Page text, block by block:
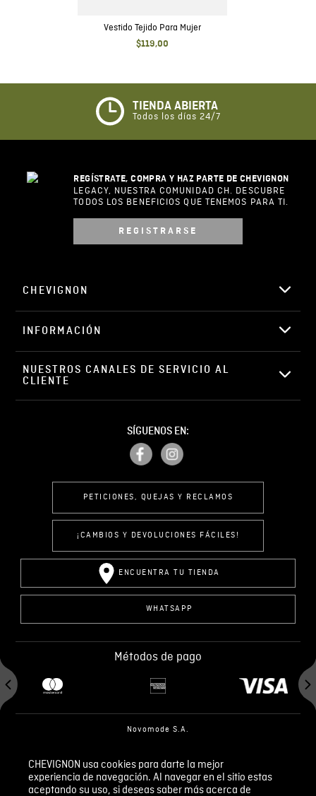
CHEVIGNON usa cookies para darte la mejor
experiencia de navegación. Al navegar en el sitio estas
aceptando su uso, si deseas saber más acerca de
Vestido Tejido Para Mujer
$119,00
TIENDA ABIERTA
Todos los días 24/7
REGÍSTRATE, COMPRA Y HAZ PARTE DE CHEVIGNON
LEGACY, NUESTRA COMUNIDAD CH. DESCUBRE
TODOS LOS BENEFICIOS QUE TENEMOS PARA TI.
REGISTRARSE
CHEVIGNON
INFORMACIÓN
NUESTROS CANALES DE SERVICIO AL
CLIENTE
SÍGUENOS EN:
PETICIONES, QUEJAS Y RECLAMOS
¡CAMBIOS Y DEVOLUCIONES FÁCILES!
ENCUENTRA TU TIENDA
WHATSAPP
Métodos de pago
Novomode S.A.
Términos y condiciones
Políticas de privacidad